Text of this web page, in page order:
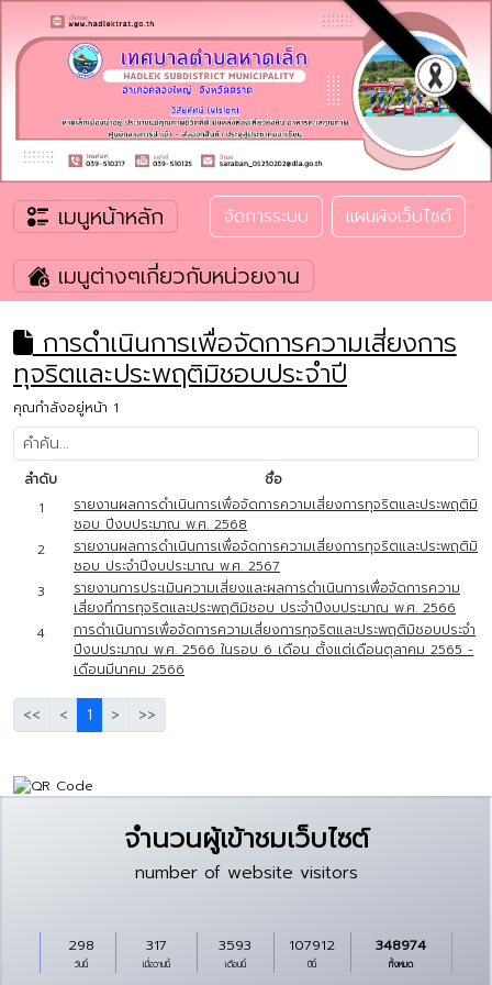
เมนูหน้าหลัก จัดการระบบ แผนผังเว็บไซต์
เมนูต่างๆเกี่ยวกับหน่วยงาน
การดำเนินการเพื่อจัดการความเสี่ยงการ
ทุจริตและประพฤติมิชอบประจำปี
คุณกำลังอยู่หน้า 1
ลำดับ
ชื่อ
1
รายงานผลการดำเนินการเพื่อจัดการความเสี่ยงการทุจริตและประพฤติมิ
ชอบ ปีงบประมาณ พ.ศ. 2568
2
รายงานผลการดำเนินการเพื่อจัดการความเสี่ยงการทุจริตและประพฤติมิ
ชอบ ประจำปีงบประมาณ พ.ศ. 2567
3
รายงานการประเมินความเสี่ยงและผลการดำเนินการเพื่อจัดการความ
เสี่ยงที่การทุจริตและประพฤติมิชอบ ประจำปีงบประมาณ พ.ศ. 2566
4
การดำเนินการเพื่อจัดการความเสี่ยงการทุจริตและประพฤติมิชอบประจำ
ปีงบประมาณ พ.ศ. 2566 ในรอบ 6 เดือน ตั้งแต่เดือนตุลาคม 2565 -
เดือนมีนาคม 2566
<< < 1 > >>
จำนวนผู้เข้าชมเว็บไซต์
number of website visitors
วันนี้
298
เมื่อวานนี้
317
เดือนนี้
3593
ปีนี้
107912
ทั้งหมด
348974